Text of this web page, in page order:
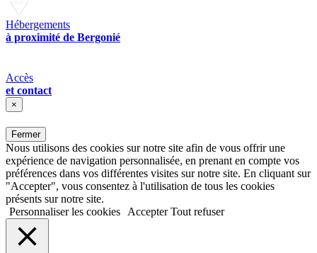
Hébergements
à proximité de Bergonié
Accès
et contact
×
Fermer
Nous utilisons des cookies sur notre site afin de vous offrir une
expérience de navigation personnalisée, en prenant en compte vos
préférences dans vos différentes visites sur notre site. En cliquant sur
"Accepter", vous consentez à l'utilisation de tous les cookies
présents sur notre site.
Personnaliser les cookies
Accepter Tout refuser